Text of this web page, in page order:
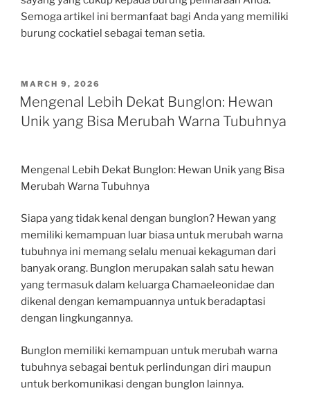
Semoga artikel ini bermanfaat bagi Anda yang memiliki
burung cockatiel sebagai teman setia.
POSTED
ON
MARCH 9, 2026
Mengenal Lebih Dekat Bunglon: Hewan
Unik yang Bisa Merubah Warna Tubuhnya
Mengenal Lebih Dekat Bunglon: Hewan Unik yang Bisa
Merubah Warna Tubuhnya
Siapa yang tidak kenal dengan bunglon? Hewan yang
memiliki kemampuan luar biasa untuk merubah warna
tubuhnya ini memang selalu menuai kekaguman dari
banyak orang. Bunglon merupakan salah satu hewan
yang termasuk dalam keluarga Chamaeleonidae dan
dikenal dengan kemampuannya untuk beradaptasi
dengan lingkungannya.
Bunglon memiliki kemampuan untuk merubah warna
tubuhnya sebagai bentuk perlindungan diri maupun
untuk berkomunikasi dengan bunglon lainnya.